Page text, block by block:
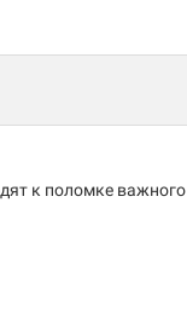
к поломке важного